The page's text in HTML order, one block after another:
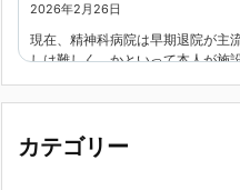
2026年2月26日
現在、精神科病院は早期退院が主
しは難しく、かといって本人が施
困ってし[...]
精神科から「退院できま
カテゴリー